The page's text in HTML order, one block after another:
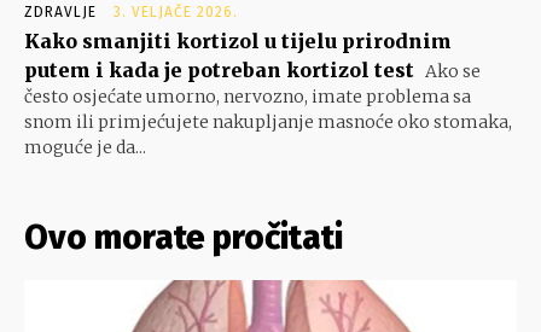
ZDRAVLJE 3. VELJAČE 2026.
Kako smanjiti kortizol u tijelu prirodnim
putem i kada je potreban kortizol test Ako se
često osjećate umorno, nervozno, imate problema sa
snom ili primjećujete nakupljanje masnoće oko stomaka,
moguće je da...
Ovo morate pročitati